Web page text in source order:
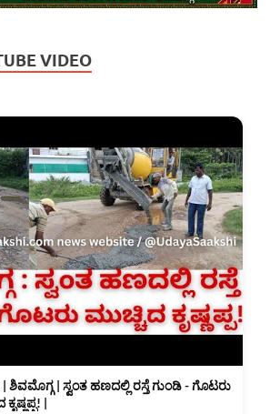
VIDEO
| ಶಿವಮೊಗ್ಗ | ಸ್ವಂತ ಹಣದಲ್ಲಿ ರಸ್ತೆ ಗುಂಡಿ - ಗೊಟರು
|